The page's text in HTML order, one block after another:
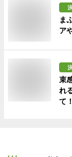
ま
ア
束
れ
て！